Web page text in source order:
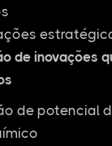
de inovações
de potencial